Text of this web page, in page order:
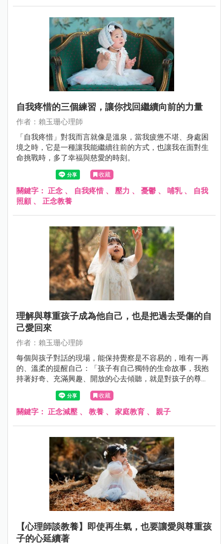
自我疼惜的三個練習，讓你找回繼續向前的力量
作者：賴玉珊心理師
「自我疼惜」對我而言就像是溫泉，當我疲憊不堪、身處困
境之時，它是一種讓我能繼續往前的方式，也讓我在面對生
命挑戰時，多了幸福與慈愛的時刻。
收藏
關鍵字： 正念 、 自我疼惜 、 壓力 、 憂鬱 、 哺乳、
自我
照顧、 正念教養
理解與尊重孩子成為他自己，也是把過去受傷的自
己愛回來
作者：賴玉珊心理師
每個與孩子對話的現場，能保持覺察是不容易的，唯有一再
的、溫柔的提醒自己：「孩子有自己獨特的生命故事，我抱
持著好奇、充滿興趣、開放的心去傾聽，就是對孩子的尊
重」 這篇文章分享了許多家庭會有的狀況，當然也包含我們
家的日常，提出具體可行的正念練習技巧，也祝福每位父
母，在養育孩子的過程中，從中療癒、破繭而出，把自己愛
收藏
關鍵字： 正念減壓 、 教養 、 家庭教育 、 親子
【心理師談教養】即使再生氣，也要讓愛與尊重孩
子的心延續著